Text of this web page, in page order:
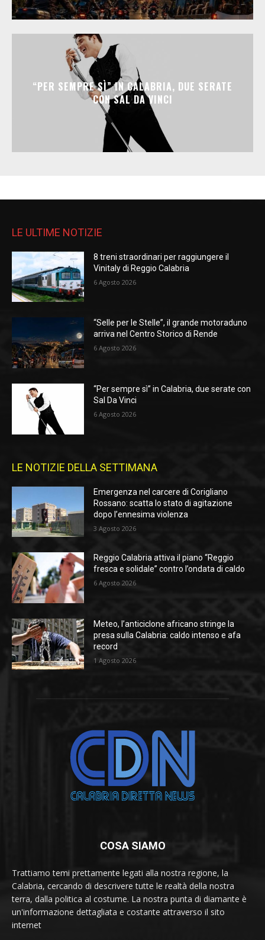
“PER SEMPRE SÌ” IN CALABRIA, DUE SERATE
CON SAL DA VINCI
LE ULTIME NOTIZIE
8 treni straordinari per raggiungere il
Vinitaly di Reggio Calabria
6 Agosto 2026
“Selle per le Stelle”, il grande motoraduno
arriva nel Centro Storico di Rende
6 Agosto 2026
“Per sempre sì” in Calabria, due serate con
Sal Da Vinci
6 Agosto 2026
LE NOTIZIE DELLA SETTIMANA
Emergenza nel carcere di Corigliano
Rossano: scatta lo stato di agitazione
dopo l’ennesima violenza
3 Agosto 2026
Reggio Calabria attiva il piano “Reggio
fresca e solidale” contro l’ondata di caldo
6 Agosto 2026
Meteo, l’anticiclone africano stringe la
presa sulla Calabria: caldo intenso e afa
record
1 Agosto 2026
COSA SIAMO
Trattiamo temi prettamente legati alla nostra regione, la
Calabria, cercando di descrivere tutte le realtà della nostra
terra, dalla politica al costume. La nostra punta di diamante è
un'informazione dettagliata e costante attraverso il sito
internet